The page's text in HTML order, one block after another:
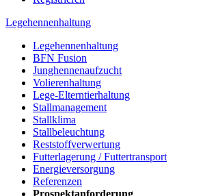
Legehennenhaltung
Legehennenhaltung
BFN Fusion
Junghennenaufzucht
Volierenhaltung
Lege-Elterntierhaltung
Stallmanagement
Stallklima
Stallbeleuchtung
Reststoffverwertung
Futterlagerung / Futtertransport
Energieversorgung
Referenzen